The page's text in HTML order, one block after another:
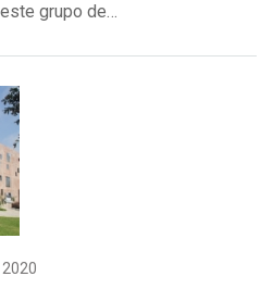
grupo de…